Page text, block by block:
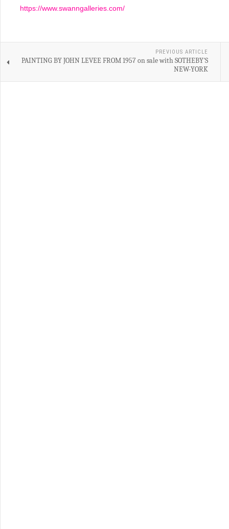
https://www.swanngalleries.com/
PREVIOUS ARTICLE
PAINTING BY JOHN LEVEE FROM 1957 on sale with SOTHEBY'S
NEW-YORK